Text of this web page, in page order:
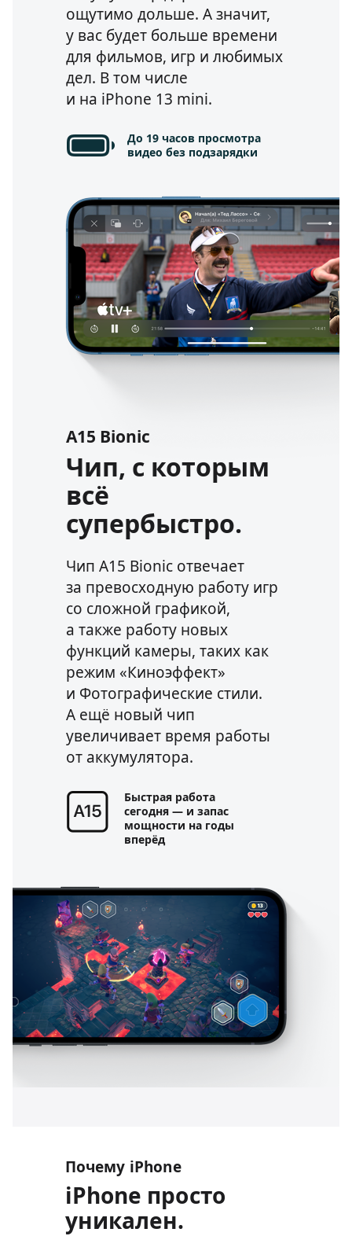
ощутимо дольше. А значит,
у вас будет больше времени
для фильмов, игр и любимых
дел. В том числе
и на iPhone 13 mini.
До 19 часов просмотра
видео без подзарядки
A15 Bionic
Чип, с которым
всё
супербыстро.
Чип A15 Bionic отвечает
за превосходную работу игр
со сложной графикой,
а также работу новых
функций камеры, таких как
режим «Киноэффект»
и Фотографические стили.
А ещё новый чип
увеличивает время работы
от аккумулятора.
Быстрая работа
сегодня — и запас
мощности на годы
вперёд
Почему iPhone
iPhone просто
уникален.